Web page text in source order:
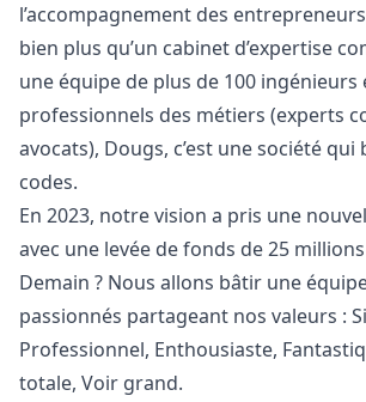
l’accompagnement des
bien plus qu’un cabinet d’expertise
une équipe de plus de 100 ingénieurs
professionnels des métiers (experts
avocats), Dougs, c’est une société qui
codes.
En 2023, notre vision a pris une
avec une levée de fonds de 25
Demain ? Nous allons bâtir une
passionnés partageant nos valeurs :
Professionnel, Enthousiaste,
totale, Voir grand.